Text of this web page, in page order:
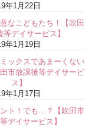
年1月22日
なこどもたち！【吹田
等デイサービス】
年1月19日
ックスであまーくない
市放課後等デイサービ
ス】
年1月17日
ト！でも…？【吹田市
デイサービス】